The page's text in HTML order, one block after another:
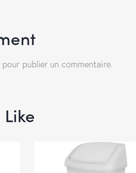
pour publier un commentaire.